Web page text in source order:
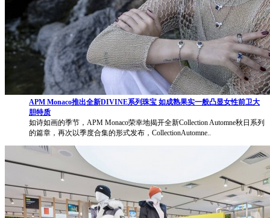
APM Monaco推出全新DIVINE系列珠宝 如成熟果实一般凸显女性前卫大
胆特质
如诗如画的季节，APM Monaco荣幸地揭开全新Collection Automne秋日系列
的篇章，再次以季度合集的形式发布，CollectionAutomne..